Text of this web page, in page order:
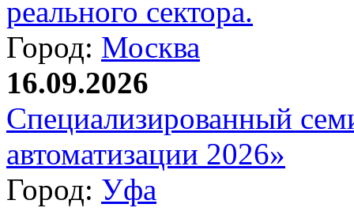
реального сектора.
Город: Москва
16.09.2026
Специализированный
автоматизации 2026»
Город: Уфа